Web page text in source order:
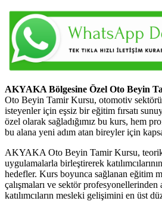
AKYAKA Bölgesine Özel Oto Beyin
Oto Beyin Tamir Kursu, otomotiv
isteyenler için eşsiz bir eğitim fırsatı
özel olarak sağladığımız bu kurs, hem
bu alana yeni adım atan bireyler için
AKYAKA Oto Beyin Tamir Kursu,
uygulamalarla birleştirerek
hedefler. Kurs boyunca sağlanan eğitim
çalışmaları ve sektör profesyonellerinden
katılımcıların mesleki gelişimini en üst